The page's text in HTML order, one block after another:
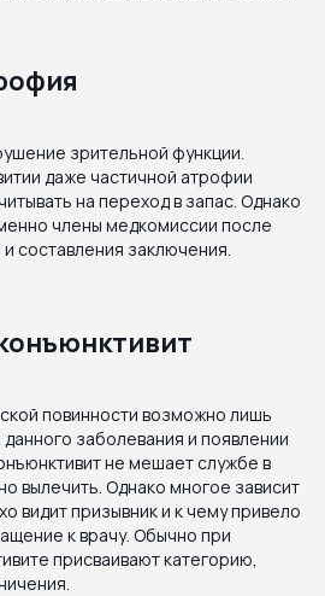
зрительной функции.
даже частичной атрофии
на переход в запас. Однако
члены медкомиссии после
составления заключения.
повинности возможно лишь
заболевания и появлении
не мешает службе в
вылечить. Однако многое зависит
видит призывник и к чему привело
к врачу. Обычно при
присваивают категорию,